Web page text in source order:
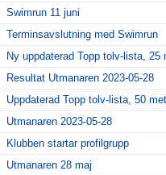
Swimrun 11 juni
Terminsavslutning med Swimrun
Ny uppdaterad Topp tolv-lista, 25
Resultat Utmanaren 2023-05-28
Uppdaterad Topp tolv-lista, 50
Utmanaren 2023-05-28
Klubben startar profilgrupp
Utmanaren 28 maj